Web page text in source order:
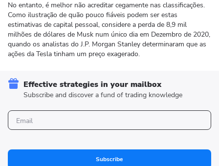
No entanto, é melhor não acreditar cegamente nas classificações.
Como ilustração de quão pouco fiáveis podem ser estas
estimativas de capital pessoal, considere a perda de 8,9 mil
milhões de dólares de Musk num único dia em Dezembro de 2020,
quando os analistas do J.P. Morgan Stanley determinaram que as
ações da Tesla tinham um preço exagerado.
Effective strategies in your mailbox
Subscribe and discover a fund of trading knowledge
Subscribe